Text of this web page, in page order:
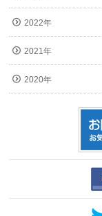
2022年
2021年
2020年